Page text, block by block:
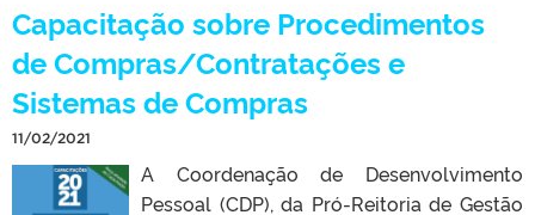
Capacitação sobre Procedimentos
de Compras/Contratações e
Sistemas de Compras
11/02/2021
A Coordenação de Desenvolvimento
Pessoal (CDP), da Pró-Reitoria de Gestão